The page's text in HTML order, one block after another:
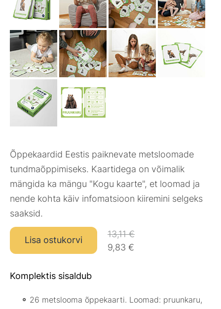
Õppekaardid Eestis paiknevate metsloomade
tundmaõppimiseks. Kaartidega on võimalik
mängida ka mängu "Kogu kaarte", et loomad ja
nende kohta käiv infomatsioon kiiremini selgeks
saaksid.
Lisa ostukorvi
13,11 €
9,83 €
Komplektis sisaldub
26 metslooma õppekaarti. Loomad: pruunkaru,